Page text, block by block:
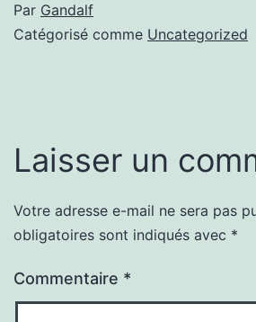
Par Gandalf
Catégorisé comme Uncategorized
Laisser un
Votre adresse e-mail ne sera pas
obligatoires sont indiqués avec *
Commentaire *